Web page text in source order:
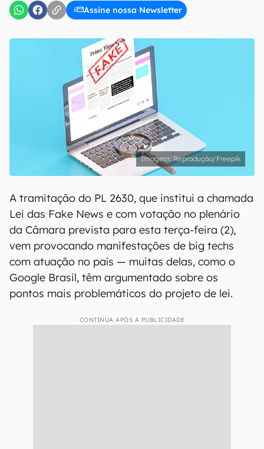
Assine nossa Newsletter
Uso e Política de Privacidade do Canaltech.
Reprodução/Freepik
A tramitação do PL 2630, que institui a chamada
Lei das Fake News e com votação no plenário
da Câmara prevista para esta terça-feira (2),
vem provocando manifestações de big techs
com atuação no país — muitas delas, como o
Google Brasil, têm argumentado sobre os
pontos mais problemáticos do projeto de lei.
CONTINUA APÓS A PUBLICIDADE